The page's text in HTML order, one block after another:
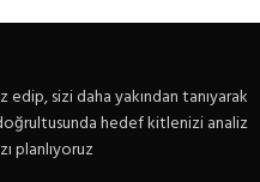
edip, sizi daha yakından tanıyarak
hedef kitlenizi analiz
planlıyoruz